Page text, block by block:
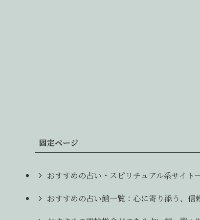
固定ページ
おすすめの占い・スピリチュアル系サイ
おすすめの占い館一覧：心に寄り添う、